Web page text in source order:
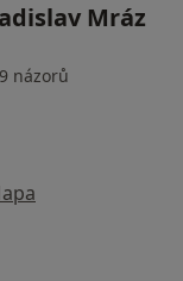
Mráz
9 názorů